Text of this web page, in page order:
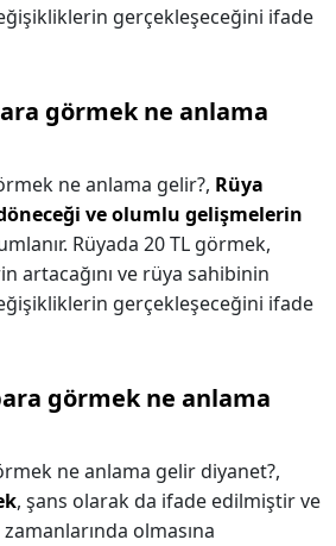
gerçekleşeceğini ifade
görmek ne anlama
ne anlama gelir?, Rüya
ve olumlu gelişmelerin
Rüyada 20 TL görmek,
artacağını ve rüya sahibinin
gerçekleşeceğini ifade
görmek ne anlama
ne anlama gelir diyanet?,
, şans olarak da ifade edilmiştir ve
olmasına